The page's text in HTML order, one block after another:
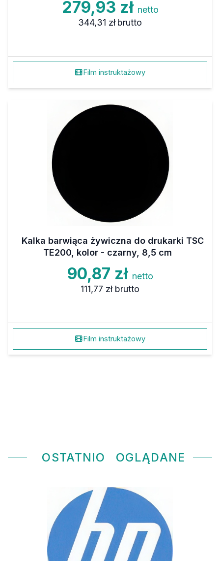
279,93 zł netto
344,31 zł brutto
Film instruktażowy
Kalka barwiąca żywiczna do drukarki TSC
TE200, kolor - czarny, 8,5 cm
90,87 zł netto
111,77 zł brutto
Film instruktażowy
OSTATNIO OGLĄDANE